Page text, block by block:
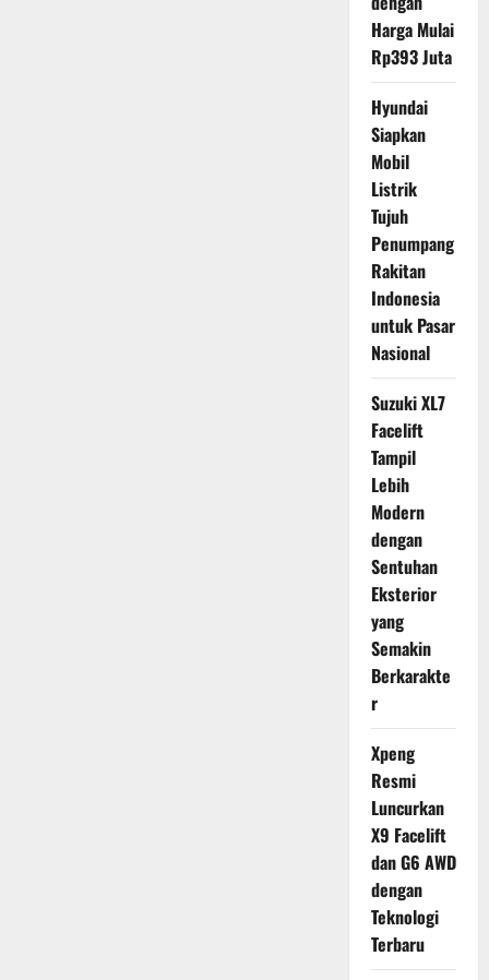
Harga Mulai
Rp393 Juta
Hyundai
Siapkan
Mobil
Listrik
Tujuh
Penumpang
Rakitan
Indonesia
untuk Pasar
Nasional
Suzuki XL7
Facelift
Tampil
Lebih
Modern
dengan
Sentuhan
Eksterior
yang
Semakin
Berkarakte
r
Xpeng
Resmi
Luncurkan
X9 Facelift
dan G6 AWD
dengan
Teknologi
Terbaru